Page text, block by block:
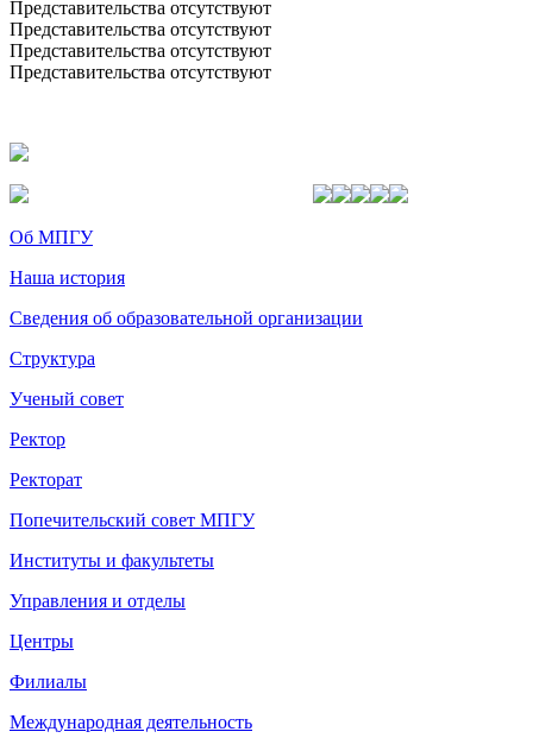
Представительства отсутствуют
Представительства отсутствуют
Представительства отсутствуют
Представительства отсутствуют
Об МПГУ
Наша история
Сведения об образовательной организации
Структура
Ученый совет
Ректор
Ректорат
Попечительский совет МПГУ
Институты и факультеты
Управления и отделы
Центры
Филиалы
Международная деятельность